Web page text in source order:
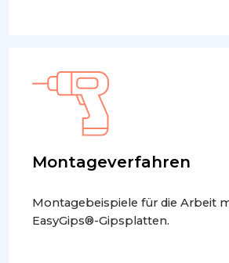
Montageverfahren
Montagebeispiele für die Arbeit
EasyGips®-Gipsplatten.